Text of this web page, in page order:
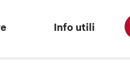
Info utili